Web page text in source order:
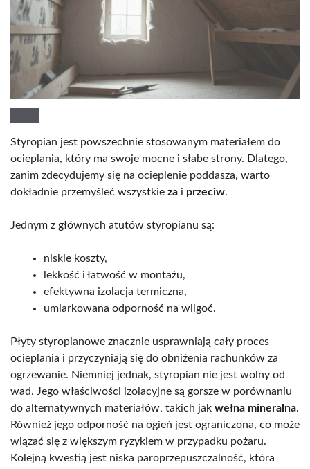
Styropian jest powszechnie stosowanym materiałem do
ocieplania, który ma swoje mocne i słabe strony. Dlatego,
zanim zdecydujemy się na ocieplenie poddasza, warto
dokładnie przemyśleć wszystkie za i przeciw.
Jednym z głównych atutów styropianu są:
niskie koszty,
lekkość i łatwość w montażu,
efektywna izolacja termiczna,
umiarkowana odporność na wilgoć.
Płyty styropianowe znacznie usprawniają cały proces
ocieplania i przyczyniają się do obniżenia rachunków za
ogrzewanie. Niemniej jednak, styropian nie jest wolny od
wad. Jego właściwości izolacyjne są gorsze w porównaniu
do alternatywnych materiałów, takich jak wełna mineralna.
Również jego odporność na ogień jest ograniczona, co może
wiązać się z większym ryzykiem w przypadku pożaru.
Kolejną kwestią jest niska paroprzepuszczalność, która